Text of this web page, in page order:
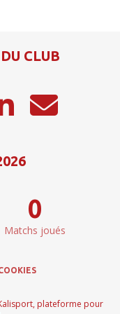
CLUB
0
Matchs joués
plateforme pour